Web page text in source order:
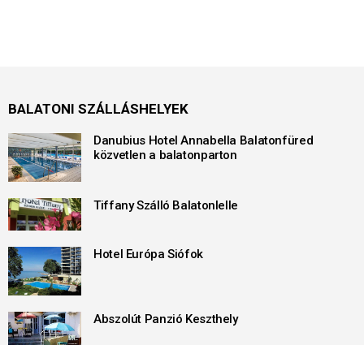
BALATONI SZÁLLÁSHELYEK
Danubius Hotel Annabella Balatonfüred
közvetlen a balatonparton
Tiffany Szálló Balatonlelle
Hotel Európa Siófok
Abszolút Panzió Keszthely